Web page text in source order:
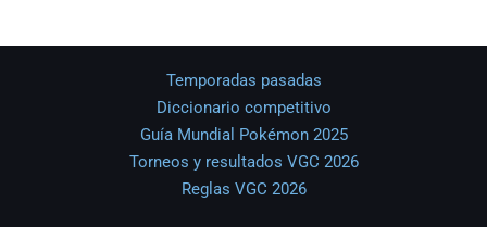
Temporadas pasadas
Diccionario competitivo
Guía Mundial Pokémon 2025
Torneos y resultados VGC 2026
Reglas VGC 2026